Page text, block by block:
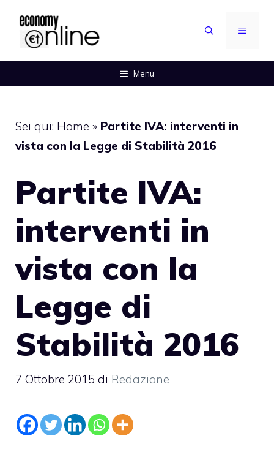
contenuto
MENU
Menu
Sei qui: Home » Partite IVA: interventi in
vista con la Legge di Stabilità 2016
Partite IVA:
interventi in
vista con la
Legge di
Stabilità 2016
7 Ottobre 2015 di Redazione